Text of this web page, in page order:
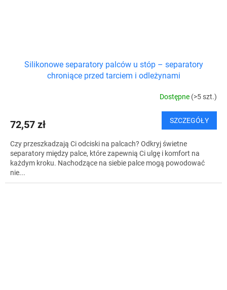
Silikonowe separatory palców u stóp – separatory
chroniące przed tarciem i odleżynami
Dostępne (>5 szt.)
72,57 zł SZCZEGÓŁY
Czy przeszkadzają Ci odciski na palcach? Odkryj świetne
separatory między palce, które zapewnią Ci ulgę i komfort na
każdym kroku. Nachodzące na siebie palce mogą powodować
nie...